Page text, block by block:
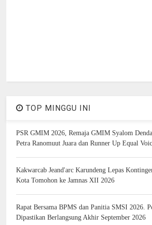
TOP MINGGU INI
PSR GMIM 2026, Remaja GMIM Syalom
Petra Ranomuut Juara dan Runner Up Equal
Kakwarcab Jeand'arc Karundeng Lepas
Kota Tomohon ke Jamnas XII 2026
Rapat Bersama BPMS dan Panitia SMSI 2026.
Dipastikan Berlangsung Akhir September 2026